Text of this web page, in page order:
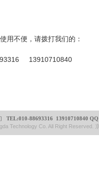
用不便，请拨打我们的：
13910710840
TEL:010-88693316 13910710840
Technology Co. All Right Reserved.